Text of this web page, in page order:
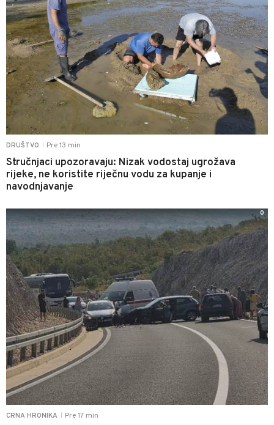
DRUŠTVO Pre 13 min
Stručnjaci upozoravaju: Nizak vodostaj ugrožava
rijeke, ne koristite riječnu vodu za kupanje i
navodnjavanje
CRNA HRONIKA Pre 17 min
0